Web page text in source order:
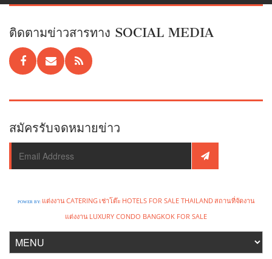
ติดตามข่าวสารทาง SOCIAL MEDIA
สมัครรับจดหมายข่าว
POWER BY: แต่งงานCATERING เช่าโต๊ะ HOTELS FOR SALE THAILANDสถานที่จัดงาน
แต่งงาน LUXURY CONDO BANGKOK FOR SALE